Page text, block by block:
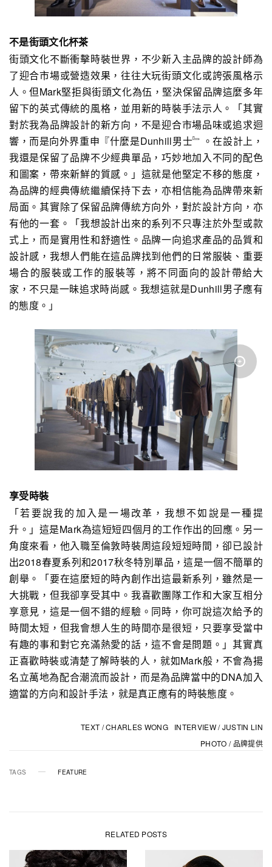
不是街頭文化杯茶
街頭文化不斷衝擊時裝世界，不少新入主品牌的設計師為
了迎合市場或營造效果，往往大玩街頭文化或誇張風格示
人。但Mark堅拒與街頭文化為伍，堅決保留品牌這麼多年
留下的英式傳統的風格，並用新的時裝手法示人。「其實
對於我為品牌設計的新方向，不是迎合市場品味或追求迴
響，而是向外界重申『什麼是Dunhill男士﹄。在設計上，
我還是保留了品牌不少經典單品，巧妙地加入不同的配色
和圖案，帶來新鮮的質感。」這就是他堅定不移的態度，
為品牌的經典傳統繼續保持下去，亦相信能為品牌帶來新
局面。其實除了保留品牌傳統方向外，對於設計方向，亦
有他的一套。「我想設計出來的系列不只專注於外型或款
式上，而是實用性和舒適性。品牌一向追求產品的品質和
設計感，我想人們能在這品牌找到他們的日常服裝、重要
場合的服裝或工作的服裝等，將不同面向的設計帶給大
家，不只是一昧追求時尚感。我想這就是Dunhill男子應有
的態度。」
享受時裝
「若要說我的加入是一場改革，我想不如說是一種提
升。」這是Mark為這短短四個月的工作作出的回應。另一
角度來看，他入職至倫敦時裝周這段短短時間，卻已設計
出2018春夏系列和2017秋冬特別單品，這是一個不簡單的
創舉。「要在這麼短的時內創作出這最新系列，雖然是一
大挑戰，但我卻享受其中。我喜歡團隊工作和大家互相分
享意見，這是一個不錯的經驗。同時，你可說這次給予的
時間太短，但我會想人生的時間亦是很短，只要享受當中
有趣的事和對它充滿熱愛的話，這不會是問題。」其實真
正喜歡時裝或清楚了解時裝的人，就如Mark般，不會為揚
名立萬地為配合潮流而設計，而是為品牌當中的DNA加入
適當的方向和設計手法，就是真正應有的時裝態度。
TEXT / CHARLES WONG INTERVIEW / JUSTIN LIN
PHOTO / 品牌提供
TAGS FEATURE
RELATED POSTS